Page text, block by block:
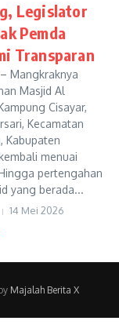
Legislator
Pemda
Transparan
– Mangkraknya
Masjid Al
Cisayar,
Kecamatan
Kabupaten
menuai
pertengahan
yang berada...
14 Mei 2026
Majalah Berita X